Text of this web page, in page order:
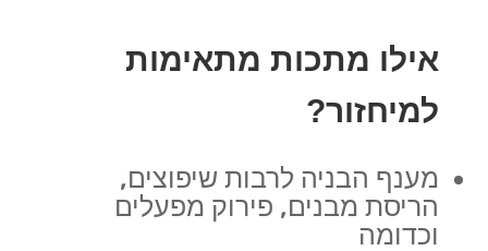
אילו מתכות מתאימות
למיחזור?
מענף הבניה לרבות שיפוצים,
הריסת מבנים, פירוק מפעלים
וכדומה